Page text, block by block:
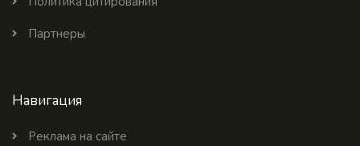
Партнеры
Навигация
Реклама на сайте